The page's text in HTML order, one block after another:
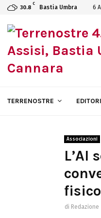
30.8
C
Bastia Umbra 6
TERRENOSTRE
Associazioni
di Redazione